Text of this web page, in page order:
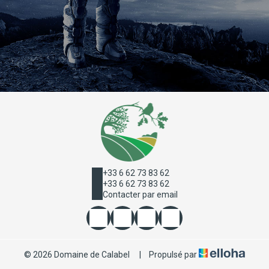
+33 6 62 73 83 62
+33 6 62 73 83 62
Contacter par email
© 2026 Domaine de Calabel Propulsé par